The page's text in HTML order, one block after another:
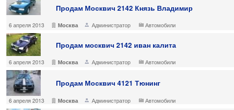
Продам Москвич 2142 Князь Владимир
6 апреля 2013 Москва Администратор Автомобили
Продам москвич 2142 иван калита
6 апреля 2013 Москва Администратор Автомобили
Продам Москвич 4121 Тюнинг
6 апреля 2013 Москва Администратор Автомобили